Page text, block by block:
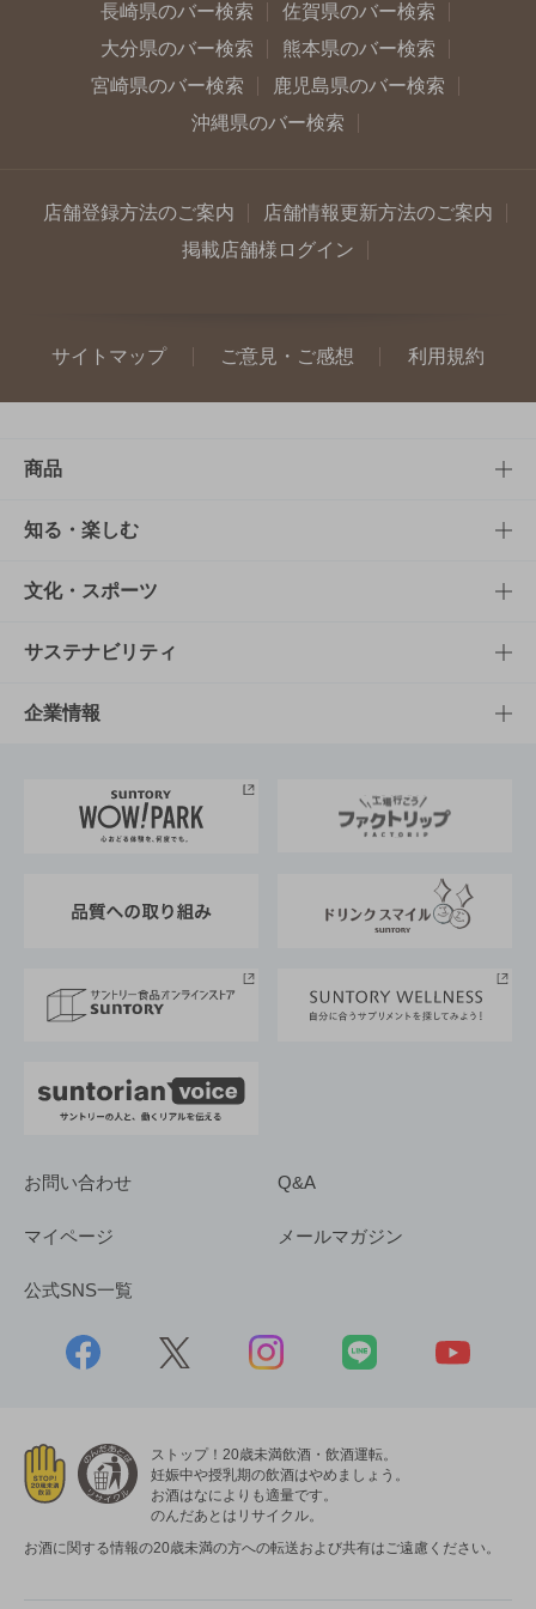
長崎県のバー検索
佐賀県のバー検索
大分県のバー検索
熊本県のバー検索
宮崎県のバー検索
鹿児島県のバー検索
沖縄県のバー検索
店舗登録方法のご案内
店舗情報更新方法のご案内
掲載店舗様ログイン
サイトマップ ご意見・ご感想 利用規約
商品
商品TOP
商品一覧
商品発売情報
栄養成分一覧
知る・楽しむ
知る・楽しむTOP
キャンペーン
工場見学
地域情報
文化・スポーツ
文化・スポーツTOP
サントリーホール
サントリーサンバーズ大阪
サステナビリティ
サステナビリティTOP
サントリーが考えるサステナビリティ経営
企業情報
企業概要
採用情報
お問い合わせ Q&A
マイページ メールマガジン
公式SNS一覧
ストップ！20歳未満飲酒・飲酒運転。
妊娠中や授乳期の飲酒はやめましょう。
お酒はなによりも適量です。
のんだあとはリサイクル。
お酒に関する情報の20歳未満の方への転送および共有はご遠慮ください。